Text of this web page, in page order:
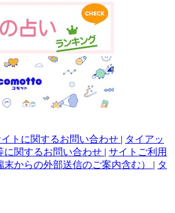
トに関するお問い合わせ | タイアッ
に関するお問い合わせ | サイトご利用
からの外部送信のご案内含む） | タ